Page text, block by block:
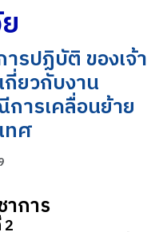
รปฏิบัติ ของเจ้า
ยวกับงาน
ารเคลื่อนย้าย
ทศ
าการ
2